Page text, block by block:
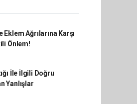
Eklem Ağrılarına Karşı
Önlem!
İle İlgili Doğru
Yanlışlar